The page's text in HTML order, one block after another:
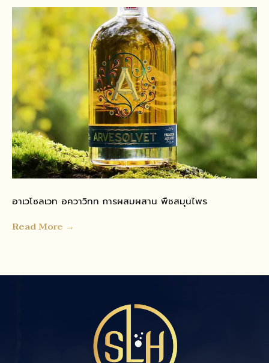
อาเวโซลเวท อควาวิทท การผสมผสาน พืชสมุนไพร
Read More →